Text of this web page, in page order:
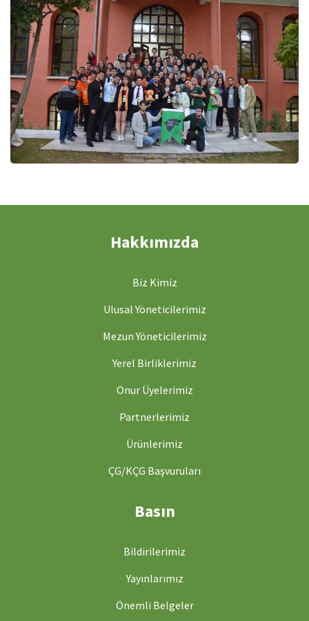
Hakkımızda
Biz Kimiz
Ulusal Yöneticilerimiz
Mezun Yöneticilerimiz
Yerel Birliklerimiz
Onur Üyelerimiz
Partnerlerimiz
Ürünlerimiz
ÇG/KÇG Başvuruları
Basın
Bildirilerimiz
Yayınlarımız
Önemli Belgeler